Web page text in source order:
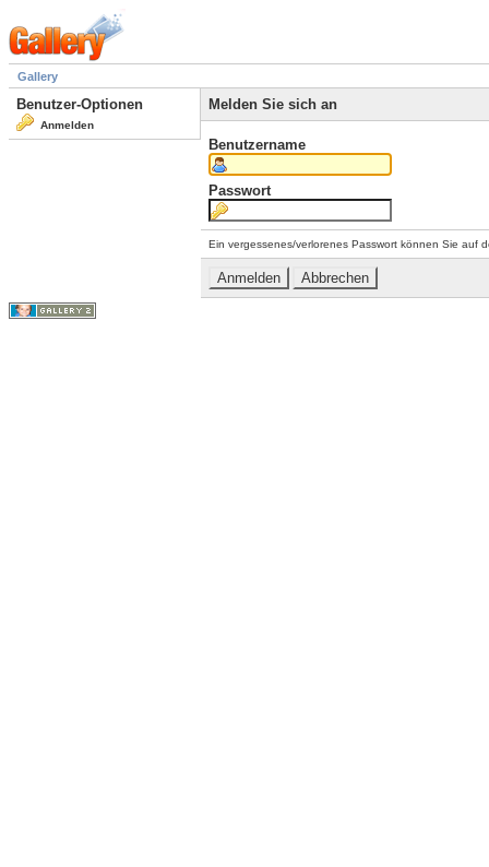
Gallery
Benutzer-Optionen
Anmelden
Melden Sie sich an
Benutzername
Passwort
Ein vergessenes/verlorenes Passwort können Sie auf